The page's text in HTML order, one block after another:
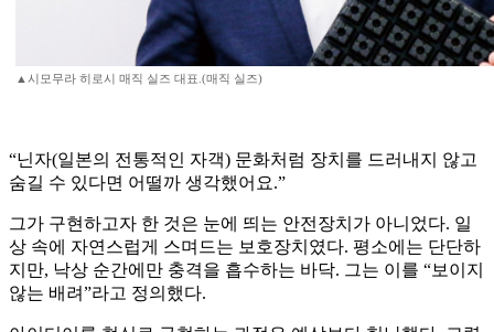
▲시모무라 히로시 매직 실즈 대표.(매직 실즈)
“닌자(일본의 전통적인 자객) 문화처럼 장치를 드러내지 않고
숨길 수 있다면 어떨까 생각했어요.”
그가 구현하고자 한 것은 눈에 띄는 안전장치가 아니었다. 일
상 속에 자연스럽게 스며드는 보호장치였다. 평소에는 단단하
지만, 낙상 순간에만 충격을 흡수하는 바닥. 그는 이를 “보이지
않는 배려”라고 정의했다.